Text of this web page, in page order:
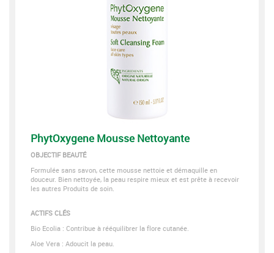
PhytOxygene Mousse Nettoyante
OBJECTIF BEAUTÉ
Formulée sans savon, cette mousse nettoie et démaquille en
douceur. Bien nettoyée, la peau respire mieux et est prête à recevoir
les autres Produits de soin.
ACTIFS CLÉS
Bio Ecolia : Contribue à rééquilibrer la flore cutanée.
Aloe Vera : Adoucit la peau.